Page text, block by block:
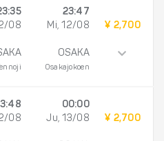
08
23:47
Mi, 12/08
OSAKA
Osakajokoen
¥ 2,700
08
00:00
Ju, 13/08
¥ 2,700